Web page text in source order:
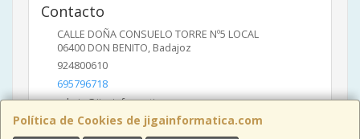
Política de Cookies de jigainformatica.com
Contacto
CALLE DOÑA CONSUELO TORRE Nº5 LOCAL
06400 DON BENITO, Badajoz
924800610
695796718
admin@jigainformatica.com